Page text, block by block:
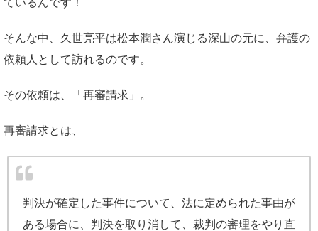
そんな中、久世亮平は松本潤さん演じる深山の元に、弁護の
依頼人として訪れるのです。
その依頼は、「再審請求」。
再審請求とは、
判決が確定した事件について、法に定められた事由が
ある場合に、判決を取り消して、裁判の審理をやり直